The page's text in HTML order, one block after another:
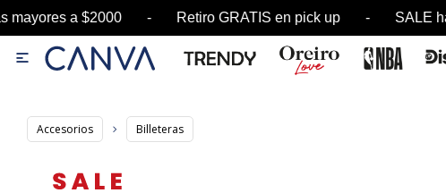
a $2000 - Retiro GRATIS en pick up - SALE

Accesorios Billeteras